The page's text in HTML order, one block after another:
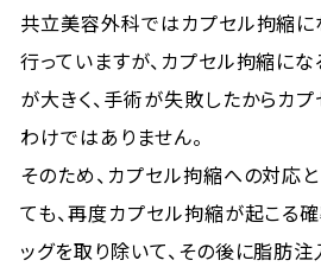
共立美容外科ではカプセル拘縮に
行っていますが、カプセル拘縮に
が大きく、手術が失敗したからカ
わけではありません。
そのため、カプセル拘縮への対応
ても、再度カプセル拘縮が起こる
ッグを取り除いて、その後に脂肪